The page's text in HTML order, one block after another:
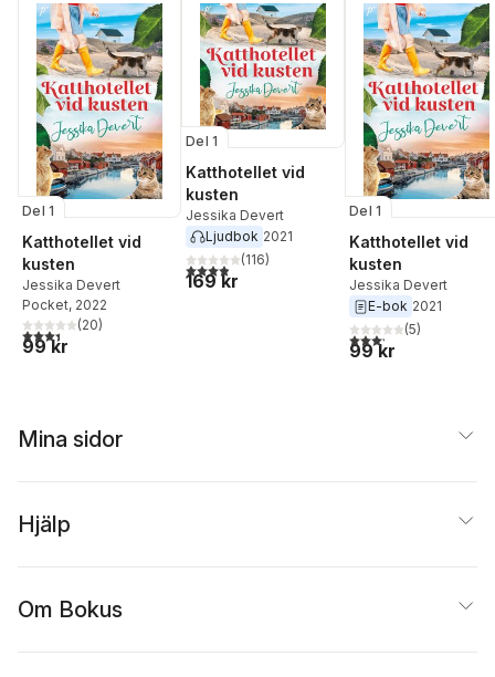
Del 1
Katthotellet vid
kusten
Jessika Devert
Pocket, 2022
3,4utav 5 stjärnor. Totalt antal röster:
(20)
99 kr
Del 1
Katthotellet vid
kusten
Jessika Devert
Ljudbok 2021
3,9utav 5 stjärnor. Totalt antal röster:
(116)
169 kr
Del 1
Katthotellet vid
kusten
Jessika Devert
E-bok 2021
3,2utav 5 stjärnor.
(5)
99 kr
Mina sidor
Hjälp
Om Bokus